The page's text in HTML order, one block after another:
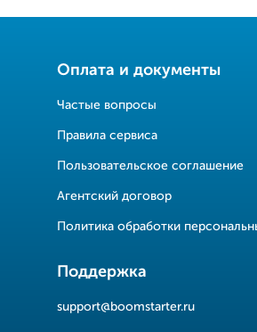
Оплата и документы
Частые вопросы
Правила сервиса
Пользовательское соглашение
Агентский договор
Политика обработки
Поддержка
support@boomstarter.ru